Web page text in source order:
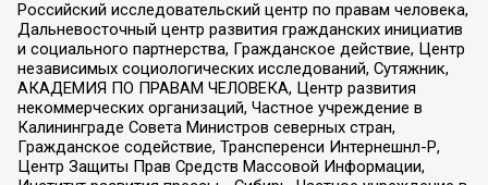
Российский исследовательский центр по правам человека,
Дальневосточный центр развития гражданских инициатив
и социального партнерства, Гражданское действие, Центр
независимых социологических исследований, Сутяжник,
АКАДЕМИЯ ПО ПРАВАМ ЧЕЛОВЕКА, Центр развития
некоммерческих организаций, Частное учреждение в
Калининграде Совета Министров северных стран,
Гражданское содействие, Трансперенси Интернешнл-Р,
Центр Защиты Прав Средств Массовой Информации,